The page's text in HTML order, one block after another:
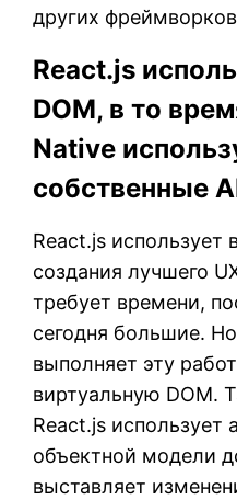
других
React.js
DOM, в то
Native
собственные
React.js использует
создания лучшего
требует времени,
сегодня большие.
выполняет эту
виртуальную DOM.
React.js использует
объектной модели
выставляет